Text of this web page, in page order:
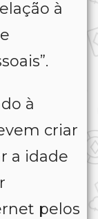
à
à
criar
a idade
pelos